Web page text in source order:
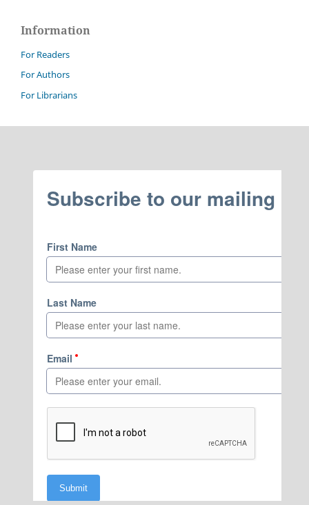
Information
For Readers
For Authors
For Librarians